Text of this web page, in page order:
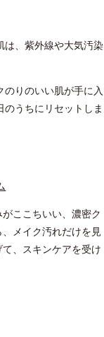
、紫外線や大気汚染
りのいい肌が手に入
うちにリセットしま
ここちいい、濃密ク
メイク汚れだけを見
、スキンケアを受け